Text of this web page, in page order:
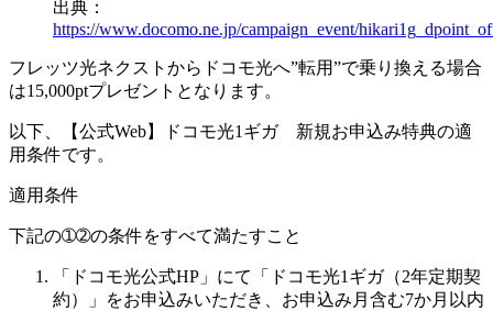
出典：
https://www.docomo.ne.jp/campaign_event/
フレッツ光ネクストからドコモ光へ”転用”で乗り換える場合
は15,000ptプレゼントとなります。
以下、【公式Web】ドコモ光1ギガ 新規お申込み特典の適
用条件です。
適用条件
下記の➀➁の条件をすべて満たすこと
「ドコモ光公式HP」にて「ドコモ光1ギガ（2年定期契
約）」をお申込みいただき、お申込み月含む7か月以内